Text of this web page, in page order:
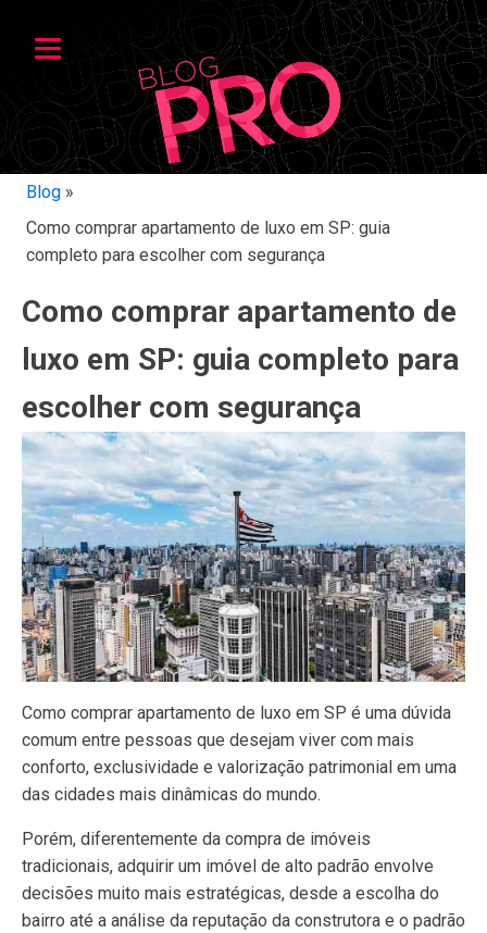
Blog »
Como comprar apartamento de luxo em SP: guia
completo para escolher com segurança
Como comprar apartamento de
luxo em SP: guia completo para
escolher com segurança
Como comprar apartamento de luxo em SP é uma dúvida
comum entre pessoas que desejam viver com mais
conforto, exclusividade e valorização patrimonial em uma
das cidades mais dinâmicas do mundo.
Porém, diferentemente da compra de imóveis
tradicionais, adquirir um imóvel de alto padrão envolve
decisões muito mais estratégicas, desde a escolha do
bairro até a análise da reputação da construtora e o padrão